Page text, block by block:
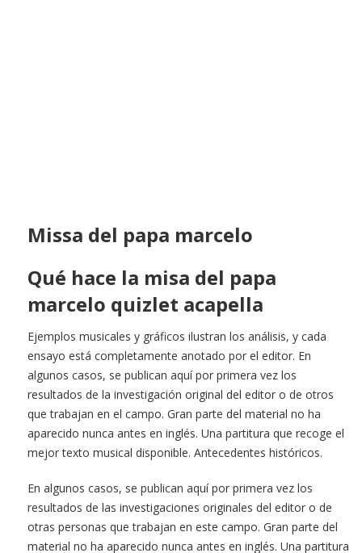
Missa del papa marcelo
Qué hace la misa del papa
marcelo quizlet acapella
Ejemplos musicales y gráficos ilustran los análisis, y cada
ensayo está completamente anotado por el editor. En
algunos casos, se publican aquí por primera vez los
resultados de la investigación original del editor o de otros
que trabajan en el campo. Gran parte del material no ha
aparecido nunca antes en inglés. Una partitura que recoge el
mejor texto musical disponible. Antecedentes históricos.
En algunos casos, se publican aquí por primera vez los
resultados de las investigaciones originales del editor o de
otras personas que trabajan en este campo. Gran parte del
material no ha aparecido nunca antes en inglés. Una partitura